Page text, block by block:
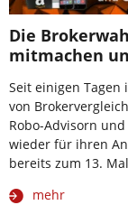
Die
mitmachen
Seit einigen Tagen
von
Robo-Advisorn
wieder für ihren
bereits zum 13.
mehr